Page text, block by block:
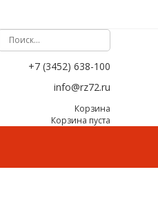
+7 (3452) 638-100
info@rz72.ru
Корзина
Корзина пуста